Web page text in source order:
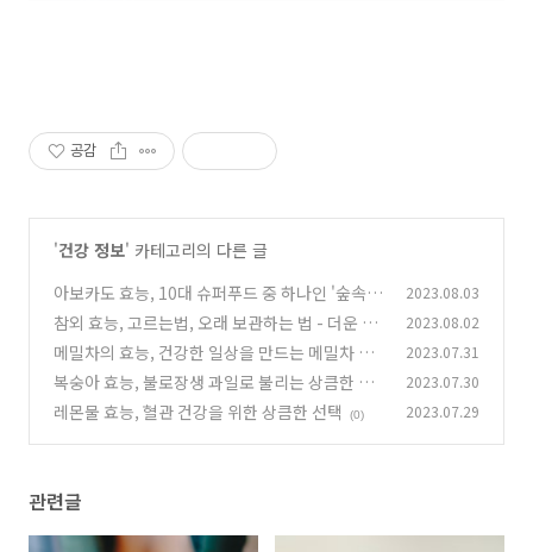
공감
'건강 정보' 카테고리의 다른 글
아보카도 효능, 10대 슈퍼푸드 중 하나인 '숲속의
버터'
(0)
2023.08.03
참외 효능, 고르는법, 오래 보관하는 법 - 더운 여
름철 수분충전 과일! (0)
2023.08.02
메밀차의 효능, 건강한 일상을 만드는 메밀차 한
잔
(0)
2023.07.31
복숭아 효능, 불로장생 과일로 불리는 상큼한 복
숭아에 대해
(0)
2023.07.30
레몬물 효능, 혈관 건강을 위한 상큼한 선택 (0) 2023.07.29
관련글